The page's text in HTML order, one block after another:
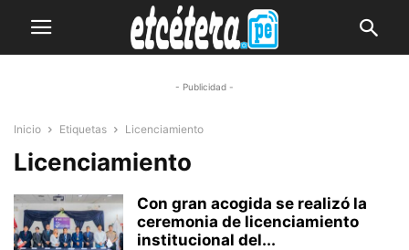
- Publicidad -
Inicio Etiquetas Licenciamiento
Licenciamiento
Con gran acogida se realizó la
ceremonia de licenciamiento
institucional del...